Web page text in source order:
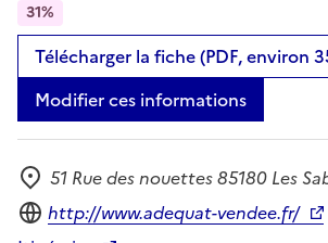
31%
Télécharger la fiche (PDF, environ
Modifier ces informations
Adresse
51 Rue des nouettes 85180 Les
Site internet
http://www.adequat-vendee.fr/